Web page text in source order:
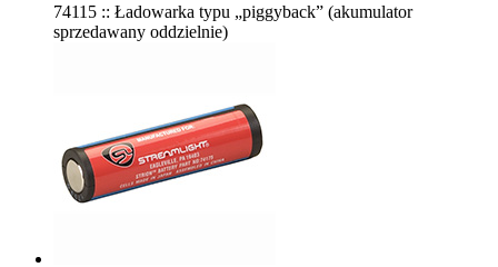
74115 :: Ładowarka typu „piggyback” (akumulator
sprzedawany oddzielnie)